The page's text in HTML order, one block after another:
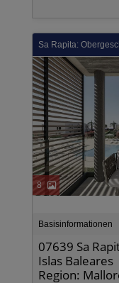
8
Basisinformationen
07639 Sa
Islas Baleares
Region: